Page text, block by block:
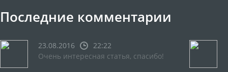
Последние комментарии
23.08.2016
22:22
Очень интересная статья, спасибо!